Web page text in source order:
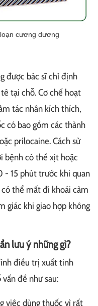
cương dương
được bác sĩ chỉ định
tại chỗ. Cơ chế hoạt
tác nhân kích thích,
có bao gồm các thành
prilocaine. Cách sử
bệnh có thể xịt hoặc
- 15 phút trước khi quan
có thể mất đi khoái cảm
giác khi giao hợp không
lưu ý những gì?
điều trị xuất tinh
đề như sau:
việc dùng thuốc vì rất